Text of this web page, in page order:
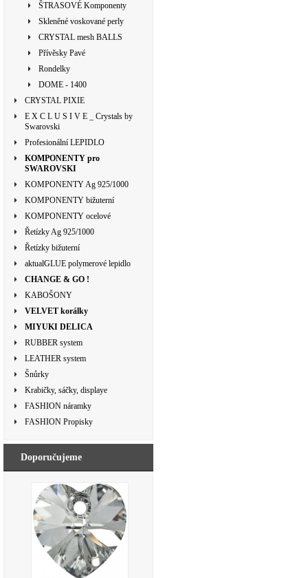
ŠTRASOVÉ Komponenty
Skleněné voskované perly
CRYSTAL mesh BALLS
Přívěsky Pavé
Rondelky
DOME - 1400
CRYSTAL PIXIE
E X C L U S I V E _ Crystals by
Swarovski
Profesionální LEPIDLO
KOMPONENTY pro
SWAROVSKI
KOMPONENTY Ag 925/1000
KOMPONENTY bižuterní
KOMPONENTY ocelové
Řetízky Ag 925/1000
Řetízky bižuterní
aktualGLUE polymerové lepidlo
CHANGE & GO !
KABOŠONY
VELVET korálky
MIYUKI DELICA
RUBBER system
LEATHER system
Šnůrky
Krabičky, sáčky, displaye
FASHION náramky
FASHION Propisky
Doporučujeme